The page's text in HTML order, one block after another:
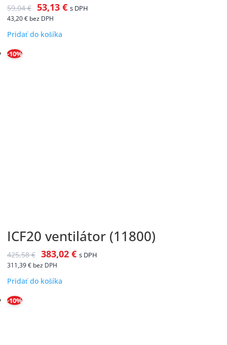
59,04€ 53,13 € s DPH
43,20€ bez DPH
Pridať do košíka
-10%
ICF20 ventilátor (11800)
425,58€ 383,02 € s DPH
311,39€ bez DPH
Pridať do košíka
-10%